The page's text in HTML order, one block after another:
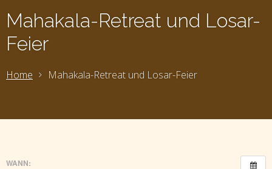
Mahakala-Retreat und Losar-
Feier
Home Mahakala-Retreat und Losar-Feier
WANN: